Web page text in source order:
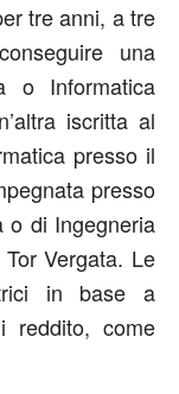
tre anni, a tre
una
o Informatica
iscritta al
presso il
presso
o di Ingegneria
Vergata. Le
in base a
reddito, come